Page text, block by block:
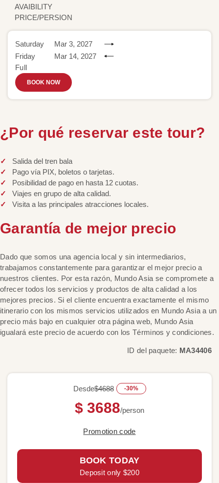
AVAIBILITY
PRICE/PERSION
Saturday
Mar 3, 2027
Friday
Mar 14, 2027
Full
BOOK NOW
¿Por qué reservar este tour?
Salida del tren bala
Pago vía PIX, boletos o tarjetas.
Posibilidad de pago en hasta 12 cuotas.
Viajes en grupo de alta calidad.
Visita a las principales atracciones locales.
Garantía de mejor precio
Dado que somos una agencia local y sin intermediarios,
trabajamos constantemente para garantizar el mejor precio a
nuestros clientes. Por esta razón, Mundo Asia se compromete a
ofrecer todos los servicios y productos de alta calidad a los
mejores precios. Si el cliente encuentra exactamente el mismo
itinerario con los mismos servicios utilizados en Mundo Asia a un
precio más bajo en cualquier otra página web, Mundo Asia
igualará este precio de acuerdo con los Términos y condiciones.
ID del paquete: MA34406
Desde$4688 -30%
$ 3688/person
Promotion code
BOOK TODAY
Deposit only $200